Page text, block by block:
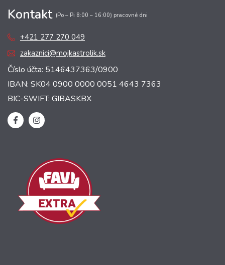
Kontakt (Po – Pi 8:00 – 16:00) pracovné dni
+421 277 270 049
zakaznici@mojkastrolik.sk
Číslo účta: 5146437363/0900
IBAN: SK04 0900 0000 0051 4643 7363
BIC-SWIFT: GIBASKBX